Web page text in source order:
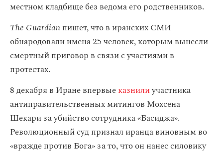
местном кладбище без ведома его родственников.
The Guardianпишет, что в иранских СМИ
обнародовали имена 25 человек, которым вынесли
смертный приговор в связи с участиями в
протестах.
8 декабря в Иране впервыеказнилиучастника
антиправительственных митингов Мохсена
Шекари за убийство сотрудника «‎Басиджа».
Революционный суд признал иранца виновным во
«вражде против Бога» за то, что он нанес силовику